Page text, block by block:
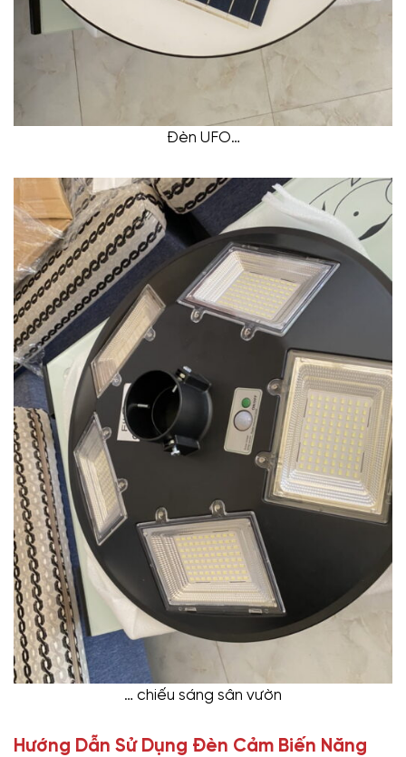
Đèn UFO…
… chiếu sáng sân vườn
Hướng Dẫn Sử Dụng Đèn Cảm Biến Năng